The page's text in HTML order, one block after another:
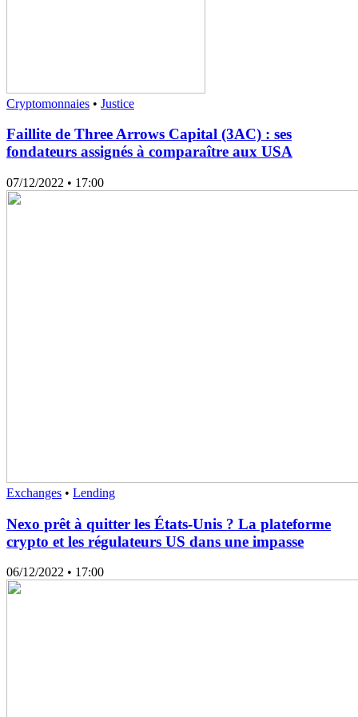
Cryptomonnaies • Justice
Faillite de Three Arrows Capital (3AC) : ses
fondateurs assignés à comparaître aux USA
07/12/2022 • 17:00
Exchanges • Lending
Nexo prêt à quitter les États-Unis ? La plateforme
crypto et les régulateurs US dans une impasse
06/12/2022 • 17:00